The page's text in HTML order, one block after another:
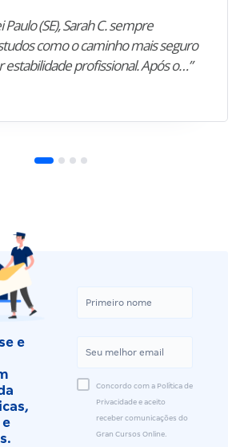
(SE), Sarah C. sempre
como o caminho mais seguro
estabilidade profissional. Após o…”
e
Concordo com a Política de
Privacidade e aceito
receber comunicações do
Gran Cursos Online.